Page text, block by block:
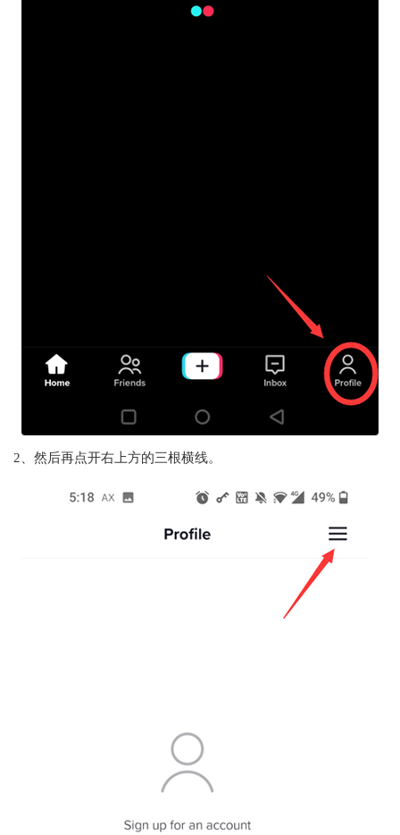
2、然后再点开右上方的三根横线。